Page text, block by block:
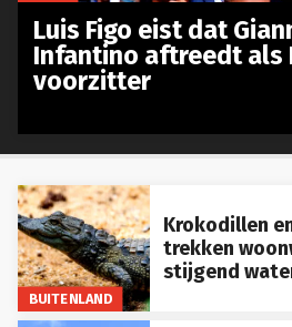
BUITENLAND
Krokodillen
trekken
stijgend
Luis Figo eist dat
Infantino aftreedt als
voorzitter